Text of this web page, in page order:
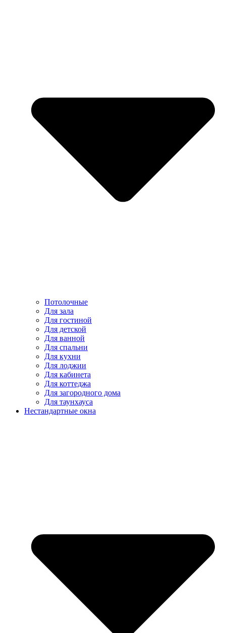
Потолочные
Для зала
Для гостиной
Для детской
Для ванной
Для спальни
Для кухни
Для лоджии
Для кабинета
Для коттеджа
Для загородного дома
Для таунхауса
Нестандартные окна